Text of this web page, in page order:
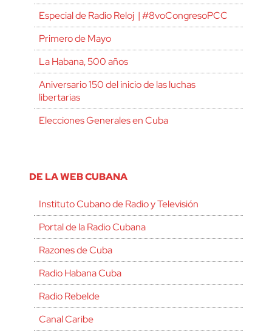
Especial de Radio Reloj | #8voCongresoPCC
Primero de Mayo
La Habana, 500 años
Aniversario 150 del inicio de las luchas
libertarias
Elecciones Generales en Cuba
DE LA WEB CUBANA
Instituto Cubano de Radio y Televisión
Portal de la Radio Cubana
Razones de Cuba
Radio Habana Cuba
Radio Rebelde
Canal Caribe